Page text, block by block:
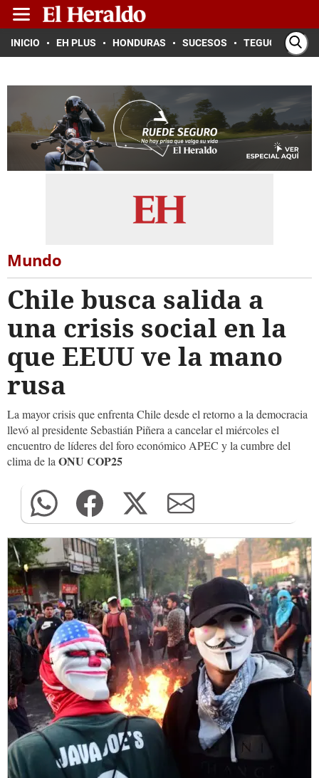
INICIO EH PLUS HONDURAS SUCESOS TEGUCIGALPA
Mundo
Chile busca salida a
una crisis social en la
que EEUU ve la mano
rusa
La mayor crisis que enfrenta Chile desde el retorno a la democracia
llevó al presidente Sebastián Piñera a cancelar el miércoles el
encuentro de líderes del foro económico APEC y la cumbre del
clima de la ONU COP25